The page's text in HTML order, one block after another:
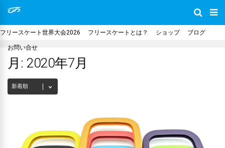
フリースケート世界大会2026 フリースケートとは？ ショップ ブログ
お問い合せ
月: 2020年7月